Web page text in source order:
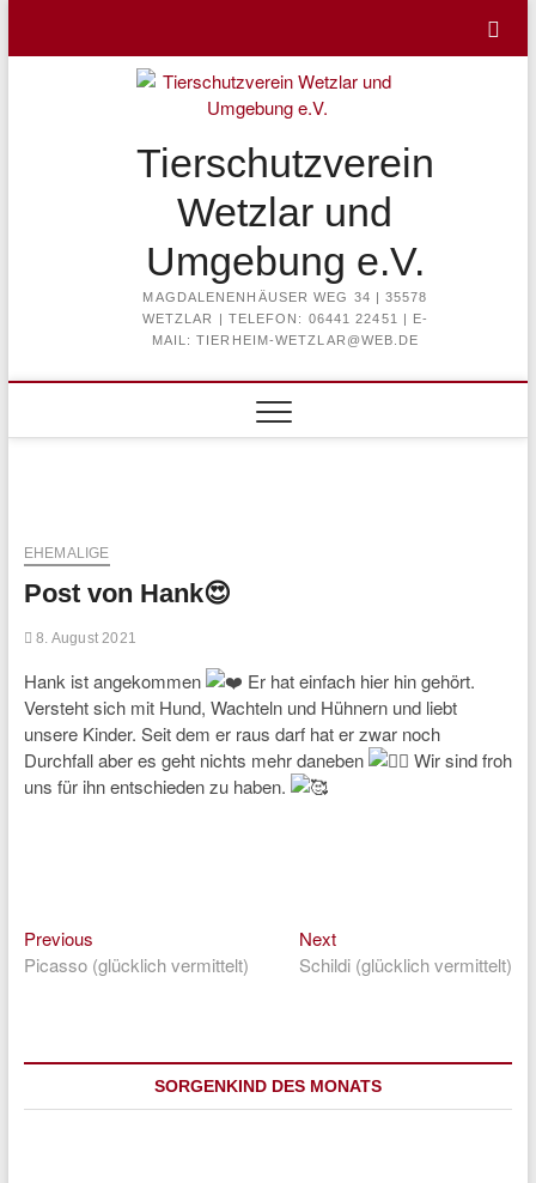
content
Tierschutzverein
Wetzlar und
Umgebung e.V.
MAGDALENENHÄUSER WEG 34 | 35578
WETZLAR | TELEFON: 06441 22451 | E-
MAIL: TIERHEIM-WETZLAR@WEB.DE
EHEMALIGE
Post von Hank😍
8. August 2021
Hank ist angekommen
Er hat einfach hier hin gehört.
Versteht sich mit Hund, Wachteln und Hühnern und liebt
unsere Kinder. Seit dem er raus darf hat er zwar noch
Durchfall aber es geht nichts mehr daneben
Wir sind froh
uns für ihn entschieden zu haben.
Beitragsnavigation
PreviousPrevious
post:
Picasso (glücklich vermittelt)
NextNext
post:
Schildi (glücklich vermittelt)
SORGENKIND DES MONATS